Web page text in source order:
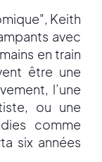
Keith
avec
en train
être une
l’une
ou une
comme
six années